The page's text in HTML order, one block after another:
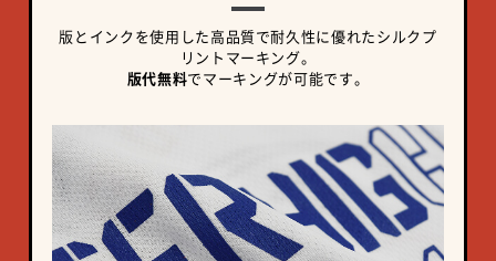
版とインクを使用した高品質で耐久性に優れたシルクプ
リントマーキング。
版代無料でマーキングが可能です。